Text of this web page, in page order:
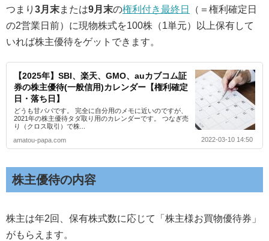
つまり 3月末または9月末の権利付き最終日
（＝権利確定日
の2営業日前）に現物株式を100株（1単元）以上保有して
いれば株主優待をゲットできます。
【2025年】SBI、楽天、GMO、auカブコム証
券の株主優待(一般信用)カレンダー【権利確定
日・落ち日】
どうも甘パパです。 完全に自分用のメモに近いのですが、
2021年の株主優待タダ取り用のカレンダーです。 つなぎ売
り（クロス取引）で株...
amatou-papa.com
2022-03-10 14:50
株主優待の内容
株主は年2回、保有株式数に応じて「株主様お買物優待券」
がもらえます。